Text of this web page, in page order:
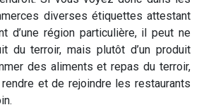
diverses étiquettes attestant
d’une région particulière, il peut ne
du terroir, mais plutôt d’un produit
des aliments et repas du terroir,
et de rejoindre les restaurants